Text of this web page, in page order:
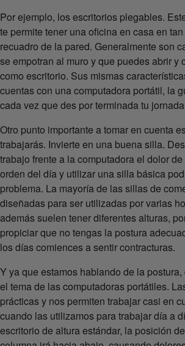
Por ejemplo, los escritorios plegables.
te permite tener una oficina en casa en
recuadro de la pared. Generalmente son
se empotran al muro y que puedes abrir y
como escritorio. Sus mismas
cuentas con una computadora portátil, la
cada vez que des por terminada tu
Otro punto importante a tomar en cuenta
trabajarás. Invierte en una buena silla.
trabajo frente a la computadora el dolor
orden del día y utilizar una silla básica
problema. La mayoría de las sillas de
diseñadas para ser utilizadas por varias
además suelen tener diferentes alturas,
propiciar que no tengas la postura
los días comiences a sentir contracturas.
Y ya que estamos hablando de la
el tema de las computadoras portátiles.
prácticas y nos permiten trabajar casi en
cuando las utilizamos para trabajar día a
escritorio de altura estándar, la posición